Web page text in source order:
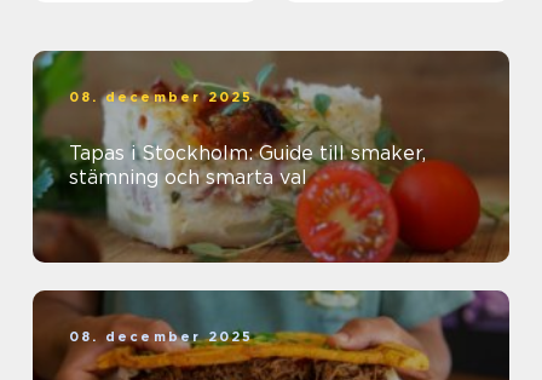
08. december 2025
Tapas i Stockholm: Guide till smaker,
stämning och smarta val
08. december 2025